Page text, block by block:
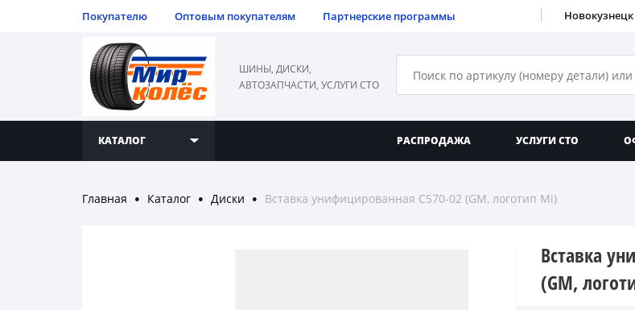
Покупателю Оптовым покупателям Партнерские программы Новокузнецк
ШИНЫ, ДИСКИ,
АВТОЗАПЧАСТИ, УСЛУГИ СТО
КАТАЛОГ РАСПРОДАЖА УСЛУГИ СТО
Главная ● Каталог ● Диски ● Вставка унифицированная С570-02 (GM, логотип Mi)
Вставка
(GM,